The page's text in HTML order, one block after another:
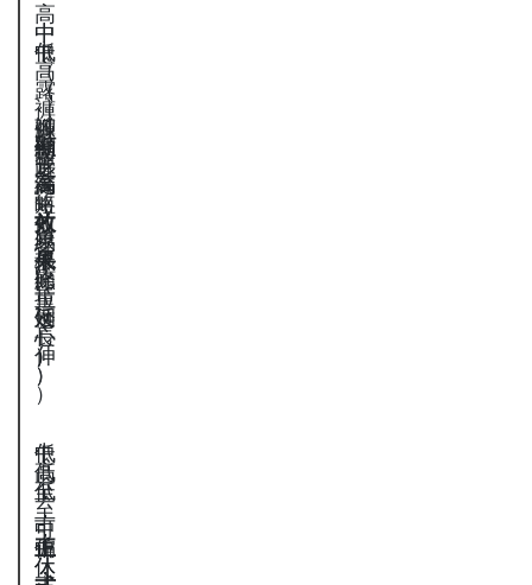
顯
高
效
果
高
（
露
腳
踝
＋
線
條
延
伸
）
中
（
弧
形
略
壓
比
例
）
中
（
褲
襠
深
拉
低
重
心
）
低
（
褲
管
短
易
顯
矮
）
中
高
（
側
縫
前
移
拉
長
）
正
中
，
可
休
低
至
中
高
，
偏
低
，
休
低
至
中
，